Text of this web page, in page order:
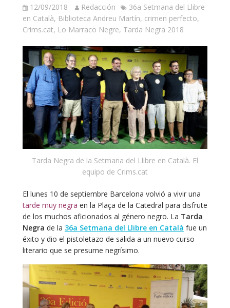
12/09/2018 Redacción
36a Setmana del Llibre
en Català, Biblioteca Andreu Martín, crimen perfecto,
Crims.cat, Lo Marraco Negre, Tarda Negra 2018
Tarda Negra de la Setmana del Llibre en Català. El
equipo de Crims.cat
El lunes 10 de septiembre Barcelona volvió a vivir una
tarde muy negra en la Plaça de la Catedral para disfrute
de los muchos aficionados al género negro. La Tarda
Negra de la 36a Setmana del Llibre en Català fue un
éxito y dio el pistoletazo de salida a un nuevo curso
literario que se presume negrísimo.